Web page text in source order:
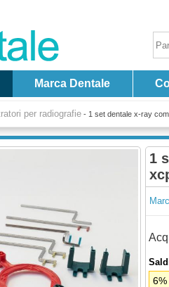
Marca Dentale
per radiografie - 1 set dentale x-ray
1